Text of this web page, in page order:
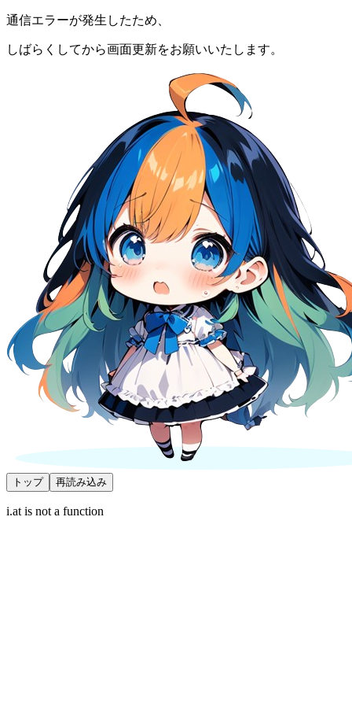
通信エラーが発生したため、
しばらくしてから画面更新をお願いいたします。
トップ 再読み込み
i.at is not a function